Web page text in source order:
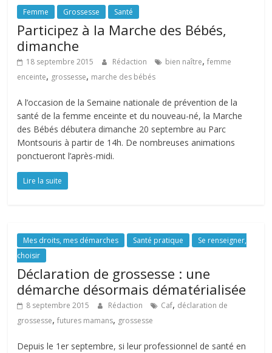
Femme Grossesse Santé
Participez à la Marche des Bébés,
dimanche
18 septembre 2015 Rédaction bien naître,femme
enceinte, grossesse, marche des bébés
A l’occasion de la Semaine nationale de prévention de la
santé de la femme enceinte et du nouveau-né, la Marche
des Bébés débutera dimanche 20 septembre au Parc
Montsouris à partir de 14h. De nombreuses animations
ponctueront l’après-midi.
Lire la suite
Mes droits, mes démarches Santé pratique
Se renseigner,
choisir
Déclaration de grossesse : une
démarche désormais dématérialisée
8 septembre 2015 Rédaction Caf, déclaration de
grossesse,futures mamans, grossesse
Depuis le 1er septembre, si leur professionnel de santé en